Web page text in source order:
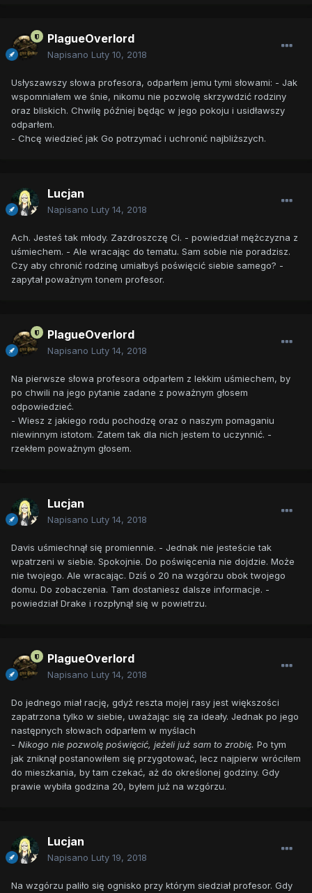
PlagueOverlord
Napisano Luty 10, 2018
Usłyszawszy słowa profesora, odparłem jemu tymi słowami: - Jak
wspomniałem we śnie, nikomu nie pozwolę skrzywdzić rodziny
oraz bliskich. Chwilę później będąc w jego pokoju i usidławszy
odparłem.
- Chcę wiedzieć jak Go potrzymać i uchronić najbliższych.
Lucjan
Napisano Luty 14, 2018
Ach. Jesteś tak młody. Zazdroszczę Ci. - powiedział mężczyzna z
uśmiechem. - Ale wracając do tematu. Sam sobie nie poradzisz.
Czy aby chronić rodzinę umiałbyś poświęcić siebie samego? -
zapytał poważnym tonem profesor.
PlagueOverlord
Napisano Luty 14, 2018
Na pierwsze słowa profesora odparłem z lekkim uśmiechem, by
po chwili na jego pytanie zadane z poważnym głosem
odpowiedzieć.
- Wiesz z jakiego rodu pochodzę oraz o naszym pomaganiu
niewinnym istotom. Zatem tak dla nich jestem to uczynnić. -
rzekłem poważnym głosem.
Lucjan
Napisano Luty 14, 2018
Davis uśmiechnął się promiennie. - Jednak nie jesteście tak
wpatrzeni w siebie. Spokojnie. Do poświęcenia nie dojdzie. Może
nie twojego. Ale wracając. Dziś o 20 na wzgórzu obok twojego
domu. Do zobaczenia. Tam dostaniesz dalsze informacje. -
powiedział Drake i rozpłynął się w powietrzu.
PlagueOverlord
Napisano Luty 14, 2018
Do jednego miał rację, gdyż reszta mojej rasy jest większości
zapatrzona tylko w siebie, uważając się za ideały. Jednak po jego
następnych słowach odparłem w myślach
- Nikogo nie pozwolę poświęcić, jeżeli już sam to zrobię. Po tym
jak zniknął postanowiłem się przygotować, lecz najpierw wróciłem
do mieszkania, by tam czekać, aż do określonej godziny. Gdy
prawie wybiła godzina 20, byłem już na wzgórzu.
Lucjan
Napisano Luty 19, 2018
Na wzgórzu paliło się ognisko przy którym siedział profesor. Gdy